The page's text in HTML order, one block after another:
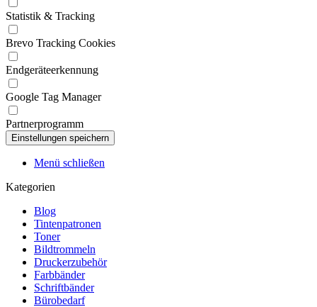
Statistik & Tracking
Brevo Tracking Cookies
Endgeräteerkennung
Google Tag Manager
Partnerprogramm
Menü schließen
Kategorien
Blog
Tintenpatronen
Toner
Bildtrommeln
Druckerzubehör
Farbbänder
Schriftbänder
Bürobedarf